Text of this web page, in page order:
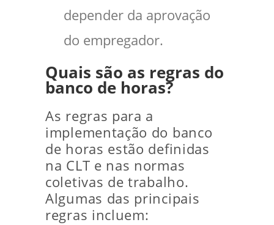
depender da aprovação
do empregador.
Quais são as regras do
banco de horas?
As regras para a
implementação do banco
de horas estão definidas
na CLT e nas normas
coletivas de trabalho.
Algumas das principais
regras incluem: